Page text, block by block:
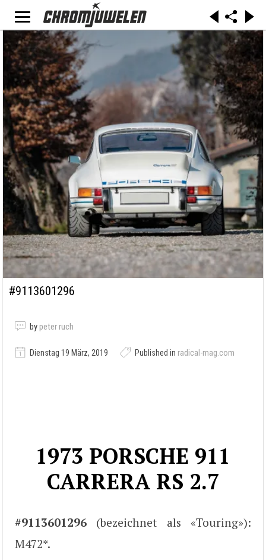
#9113601296
by peter ruch
Dienstag 19 März, 2019 Published in radical-mag.com
1973 PORSCHE 911
CARRERA RS 2.7
#9113601296 (bezeichnet als «Touring»):
M472*.